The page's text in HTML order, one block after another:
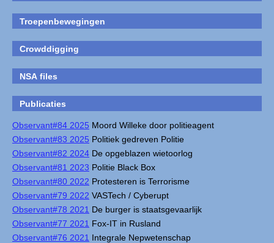
Troepenbewegingen
Crowddigging
NSA files
Publicaties
Observant#84 2025 Moord Willeke door politieagent
Observant#83 2025 Politiek gedreven Politie
Observant#82 2024 De opgeblazen wietoorlog
Observant#81 2023 Politie Black Box
Observant#80 2022 Protesteren is Terrorisme
Observant#79 2022 VASTech / Cyberupt
Observant#78 2021 De burger is staatsgevaarlijk
Observant#77 2021 Fox-IT in Rusland
Observant#76 2021 Integrale Nepwetenschap